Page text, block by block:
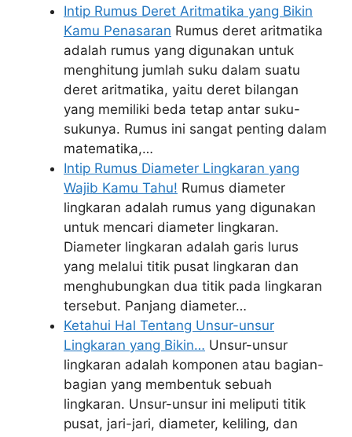
Intip Rumus Deret Aritmatika yang Bikin
Kamu Penasaran Rumus deret aritmatika
adalah rumus yang digunakan untuk
menghitung jumlah suku dalam suatu
deret aritmatika, yaitu deret bilangan
yang memiliki beda tetap antar suku-
sukunya. Rumus ini sangat penting dalam
matematika,…
Intip Rumus Diameter Lingkaran yang
Wajib Kamu Tahu! Rumus diameter
lingkaran adalah rumus yang digunakan
untuk mencari diameter lingkaran.
Diameter lingkaran adalah garis lurus
yang melalui titik pusat lingkaran dan
menghubungkan dua titik pada lingkaran
tersebut. Panjang diameter…
Ketahui Hal Tentang Unsur-unsur
Lingkaran yang Bikin… Unsur-unsur
lingkaran adalah komponen atau bagian-
bagian yang membentuk sebuah
lingkaran. Unsur-unsur ini meliputi titik
pusat, jari-jari, diameter, keliling, dan